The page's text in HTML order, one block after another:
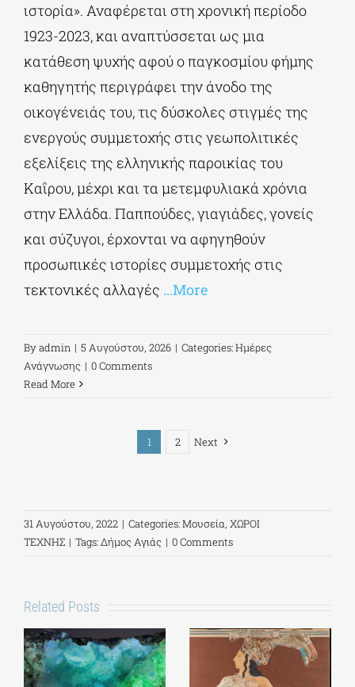
ιστορία». Αναφέρεται στη χρονική περίοδο
1923-2023, και αναπτύσσεται ως μια
κατάθεση ψυχής αφού ο παγκοσμίου φήμης
καθηγητής περιγράφει την άνοδο της
οικογένειάς του, τις δύσκολες στιγμές της
ενεργούς συμμετοχής στις γεωπολιτικές
εξελίξεις της ελληνικής παροικίας του
Καΐρου, μέχρι και τα μετεμφυλιακά χρόνια
στην Ελλάδα. Παππούδες, γιαγιάδες, γονείς
και σύζυγοι, έρχονται να αφηγηθούν
προσωπικές ιστορίες συμμετοχής στις
τεκτονικές αλλαγές ...More
Byadmin | 5 Αυγούστου, 2026 | Categories:Ημέρες
Ανάγνωσης | 0 Comments
Read More
1 2 Next
31 Αυγούστου, 2022 | Categories:Μουσεία, ΧΩΡΟΙ
ΤΕΧΝΗΣ | Tags:Δήμος Αγιάς | 0 Comments
Related Posts